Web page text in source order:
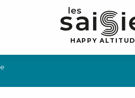
HAP PY ALTI T UD